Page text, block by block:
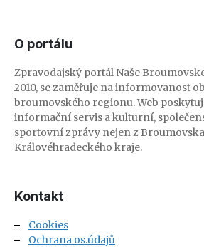
O portálu
Zpravodajský portál Naše
2010, se zaměřuje na informovanost
broumovského regionu. Web
informační servis a kulturní,
sportovní zprávy nejen z
Královéhradeckého kraje.
Kontakt
Cookies
Ochrana os.údajů